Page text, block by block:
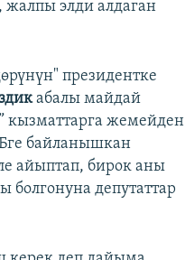
жалпы элди алдаган
президентке
абалы майдай
кызматтарга жемейден
байланышкан
айыптап, бирок аны
болгонуна депутаттар